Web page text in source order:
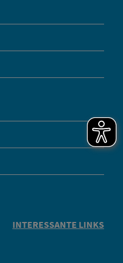
INTERESSANTE LINKS